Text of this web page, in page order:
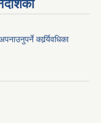
कार्र्यिवधिका